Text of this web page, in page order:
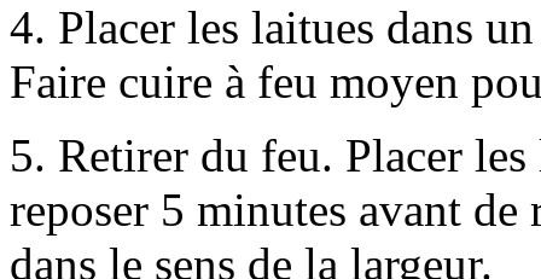
4. Placer les laitues dans
Faire cuire à feu moyen
5. Retirer du feu. Placer
reposer 5 minutes avant
dans le sens de la largeur.